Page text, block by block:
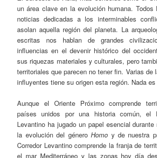
un área clave en la evolución humana. Todos
noticias dedicadas a los interminables
asolan aquella región del planeta. La
escritas nos hablan de grandes
influencias en el devenir histórico del
sus riquezas materiales y culturales, pero
territoriales que parecen no tener fin. Varias de
influyentes tiene su origen esta región. Nada
Aunque el Oriente Próximo comprende
países unidos por una historia común, el
Levantino ha jugado un papel esencial
la evolución del géneroHomo y de nuestra
Corredor Levantino comprende la franja de
el mar Mediterráneo y las zonas hoy día